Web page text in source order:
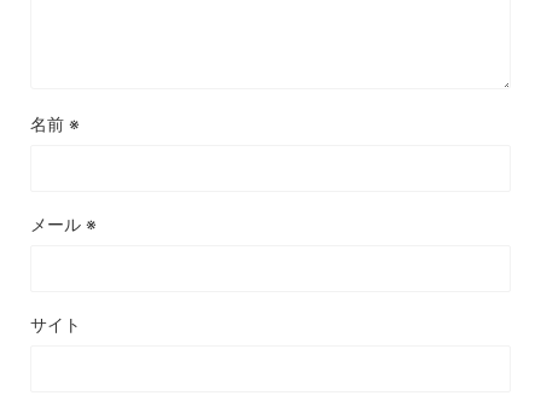
名前 ※
メール ※
サイト